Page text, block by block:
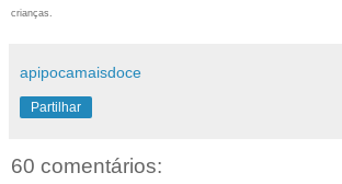
crianças.
apipocamaisdoce
Partilhar
60 comentários: